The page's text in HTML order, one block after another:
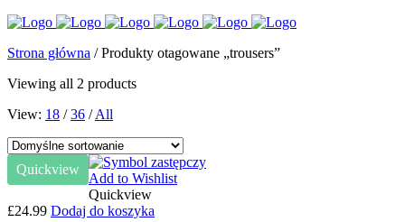
Strona główna / Produkty otagowane „trousers”
Viewing all 2 products
View: 18 /36 /All
Quickview
Add to Wishlist
Quickview
£24.99 Dodaj do koszyka